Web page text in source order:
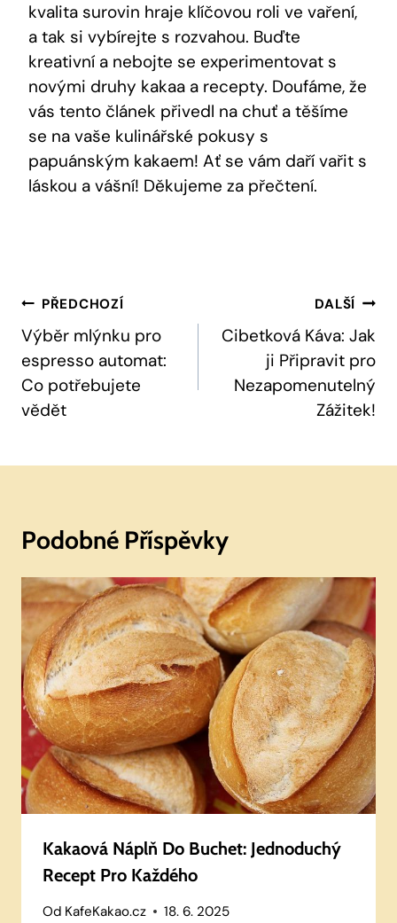
kvalita surovin hraje klíčovou roli ‍ve ⁣vaření,
a tak‍ si vybírejte s rozvahou. Buďte
⁤kreativní ​a ‍nebojte ​se experimentovat s
novými druhy ‍kakaa a recepty. ​Doufáme, ⁣že
vás tento článek ⁢přivedl ⁤na chuť ⁣a ‍těšíme
se na vaše kulinářské‌ pokusy s
papuánským kakaem! Ať se vám ⁢daří vařit s
láskou ‍a​ vášní! Děkujeme ⁢za ⁣přečtení.
Navigace
Pro
Příspěvek
PŘEDCHOZÍ
Výběr mlýnku pro
espresso automat:
Co potřebujete
vědět
DALŠÍ
Cibetková Káva: Jak
ji Připravit pro
Nezapomenutelný
Zážitek!
Podobné Příspěvky
Kakaová Náplň Do Buchet: Jednoduchý
Recept Pro Každého
Od KafeKakao.cz 18. 6. 2025